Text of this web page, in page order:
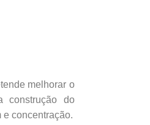
melhorar o
construção do
concentração.